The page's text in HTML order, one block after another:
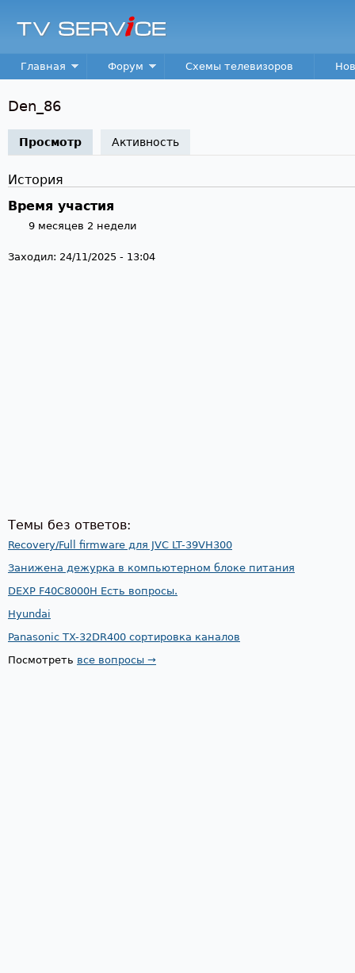
TV
Service
Main menu
Главная Форум Схемы телевизоров
Den_86
Просмотр (активная вкладка)
Активность
История
Время участия
9 месяцев 2 недели
Заходил: 24/11/2025 - 13:04
Темы без ответов:
Recovery/Full firmware для JVC LT-39VH300
Занижена дежурка в компьютерном блоке питания
DEXP F40C8000H Есть вопросы.
Hyundai
Panasonic TX-32DR400 сортировка каналов
Посмотреть все вопросы →